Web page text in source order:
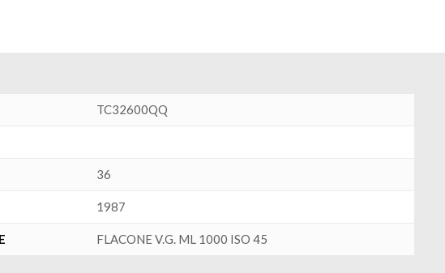
TC32600QQ
36
1987
FLACONE V.G. ML 1000 ISO 45